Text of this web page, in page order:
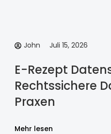
John Juli 15, 2026
E-Rezept
Rechtssichere
Praxen
Mehr lesen